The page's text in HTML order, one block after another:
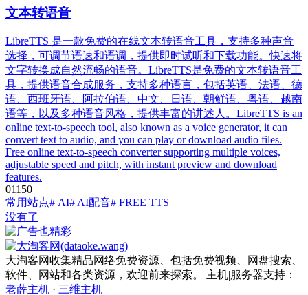
文本转语音
LibreTTS 是一款免费的在线文本转语音工具，支持多种声音
选择，可调节语速和语调，提供即时试听和下载功能。快速将
文字转换成自然流畅的语音。LibreTTS是免费的文本转语音工
具，提供语音合成服务，支持多种语言，包括英语、法语、德
语、西班牙语、阿拉伯语、中文、日语、朝鲜语、粤语、越南
语等，以及多种语音风格，提供丰富的讲述人。LibreTTS is an
online text-to-speech tool, also known as a voice generator, it can
convert text to audio, and you can play or download audio files.
Free online text-to-speech converter supporting multiple voices,
adjustable speed and pitch, with instant preview and download
features.
01150
常用站点# AI# AI配音# FREE TTS
没有了
大淘客网收集精品网络免费资源、包括免费视频、网盘搜索、
软件、网站和各类资源，欢迎前来探索。 主机|服务器支持：
老薛主机 · 三维主机